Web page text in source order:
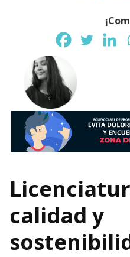
calidad y